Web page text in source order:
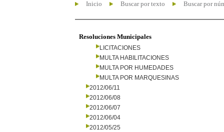
Inicio Buscar por texto Buscar por
Resoluciones Municipales
LICITACIONES
MULTA HABILITACIONES
MULTA POR HUMEDADES
MULTA POR MARQUESINAS
2012/06/11
2012/06/08
2012/06/07
2012/06/04
2012/05/25